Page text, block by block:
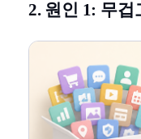
2. 원인 1: 무